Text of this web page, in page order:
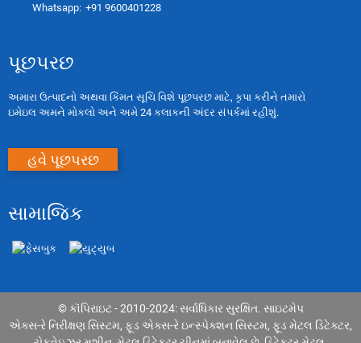
Whatsapp: +91 9600401228
પૂછપરછ
અમારા ઉત્પાદનો અથવા કિંમત સૂચિ વિશે પૂછપરછ માટે, કૃપા કરીને તમારો
ઇમેઇલ અમને મોકલો અને અમે 24 કલાકની અંદર સંપર્કમાં રહીશું.
હવે પૂછપરછ
સામાજિક
© કૉપિરાઇટ - 2010-2024: સર્વાધિકાર સુરક્ષિત. સાઇટમેપ
એક્સ-રે નિરીક્ષણ સિસ્ટમ, ફૂડ એક્સ-રે ઇન્સ્પેક્શન સિસ્ટમ, ફૂડ મેટલ ડિટેક્ટર,